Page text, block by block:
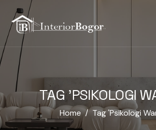
TAG 'PSIKOLOGI
Home Tag 'psikologi